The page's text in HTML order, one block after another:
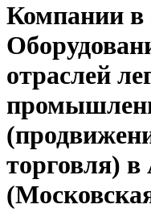
Компании в
отраслей
торговля) в